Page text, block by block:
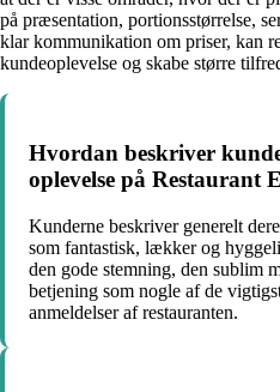
på præsentation, portionsstørrelse,
klar kommunikation om priser, kan
kundeoplevelse og skabe større
Hvordan beskriver
oplevelse på Restaurant
Kunderne beskriver generelt
som fantastisk, lækker og
den gode stemning, den sublim
betjening som nogle af de
anmeldelser af restauranten.